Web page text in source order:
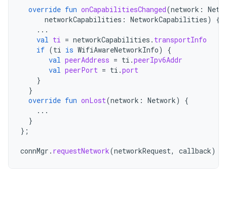
override fun onCapabilitiesChanged(network :
networkCapabilities : NetworkCapabilities)
{
...
val ti = networkCapabilities . transportInfo
if (ti is WifiAwareNetworkInfo)
{
val peerAddress = ti .peerIpv6Addr
val peerPort = ti .port
}
}
override fun onLost(network : Network)
{
...
}
};
connMgr . requestNetwork(networkRequest, callback)